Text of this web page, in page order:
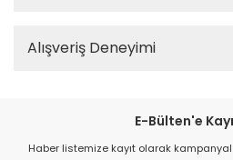
Alışveriş Deneyimi
E-Bülten'e
Haber listemize kayıt olarak